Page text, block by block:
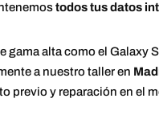
todos tus datos
alta como el Galaxy
a nuestro taller en
previo y reparación en el